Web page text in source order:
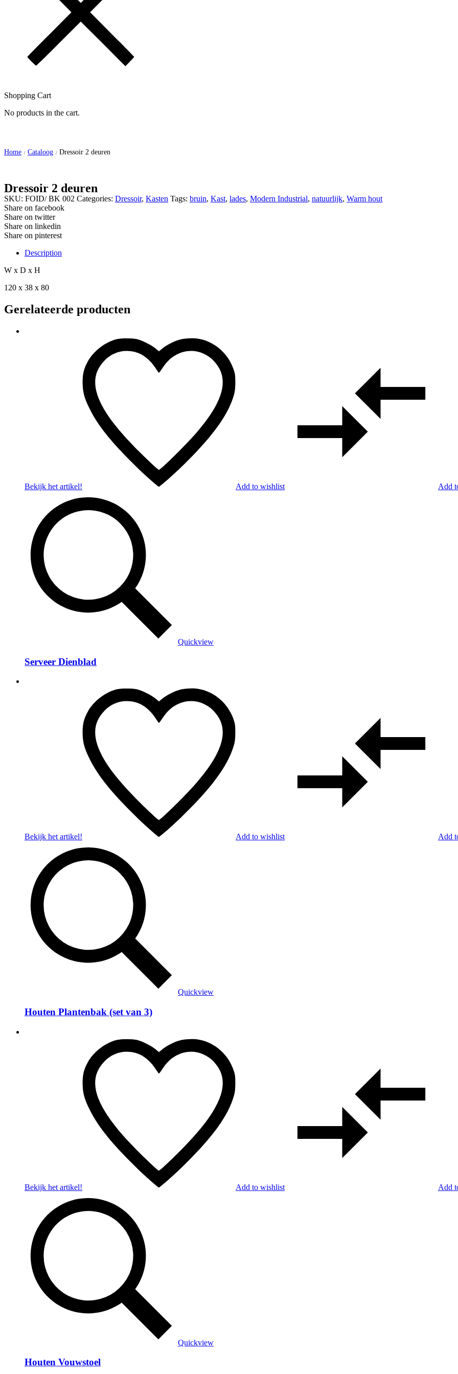
Shopping Cart
No products in the cart.
Home / Cataloog / Dressoir 2 deuren
Dressoir 2 deuren
SKU: FOID/ BK 002 Categories: Dressoir, Kasten Tags: bruin, Kast, lades, Modern Industrial, natuurlijk, Warm hout
Share on facebook
Share on twitter
Share on linkedin
Share on pinterest
Description
W x D x H
120 x 38 x 80
Gerelateerde producten
Bekijk het artikel! Add to wishlist Add
Quickview
Serveer Dienblad
Bekijk het artikel! Add to wishlist Add
Quickview
Houten Plantenbak (set van 3)
Bekijk het artikel! Add to wishlist Add
Quickview
Houten Vouwstoel